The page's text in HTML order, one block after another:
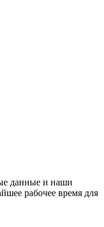
данные и наши
рабочее время для